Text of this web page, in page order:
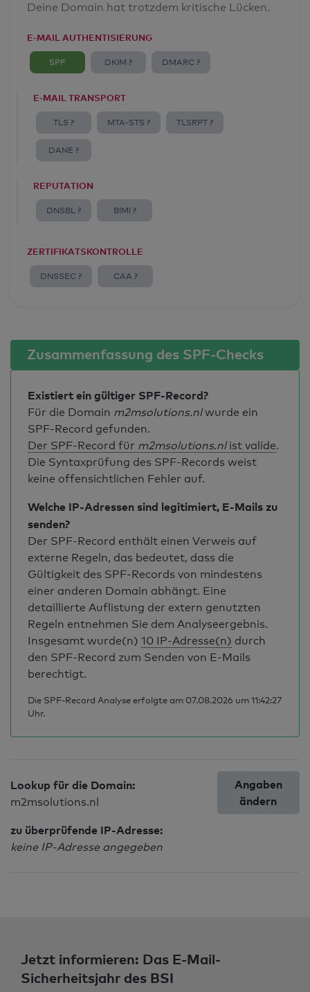
Deine Domain hat trotzdem kritische Lücken.
E-MAIL AUTHENTISIERUNG
SPF DKIM ? DMARC ?
E-MAIL TRANSPORT
TLS ? MTA-STS ? TLSRPT ?
DANE ?
REPUTATION
DNSBL ? BIMI ?
ZERTIFIKATSKONTROLLE
DNSSEC ? CAA ?
Zusammenfassung des SPF-Checks
Existiert ein gültiger SPF-Record?
Für die Domain m2msolutions.nlwurde ein
SPF-Record gefunden.
Der SPF-Record für m2msolutions.nlist valide.
Die Syntaxprüfung des SPF-Records weist
keine offensichtlichen Fehler auf.
Welche IP-Adressen sind legitimiert, E-Mails zu
senden?
Der SPF-Record enthält einen Verweis auf
externe Regeln, das bedeutet, dass die
Gültigkeit des SPF-Records von mindestens
einer anderen Domain abhängt. Eine
detaillierte Auflistung der extern genutzten
Regeln entnehmen Sie dem Analyseergebnis.
Insgesamt wurde(n) 10 IP-Adresse(n) durch
den SPF-Record zum Senden von E-Mails
berechtigt.
Die SPF-Record Analyse erfolgte am 07.08.2026 um 11:42:27
Uhr.
Lookup für die Domain:
m2msolutions.nl
zu überprüfende IP-Adresse:
keine IP-Adresse angegeben
Angaben
ändern
Jetzt informieren: Das E-Mail-
Sicherheitsjahr des BSI